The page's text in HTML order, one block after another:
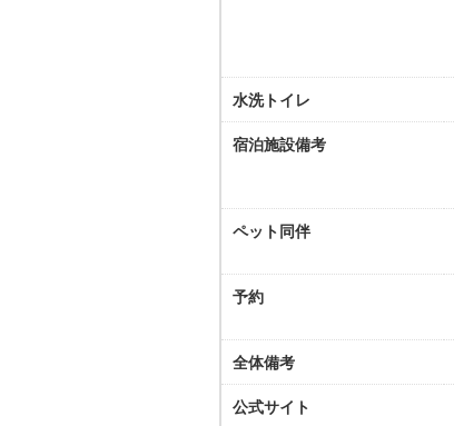
水洗トイレ
宿泊施設備考
ペット同伴
予約
全体備考
公式サイト